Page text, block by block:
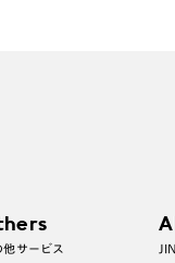
他サービス